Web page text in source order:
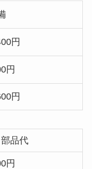
円
円
円
品代
円